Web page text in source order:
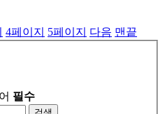
4페이지 5페이지 다음 맨끝
필수